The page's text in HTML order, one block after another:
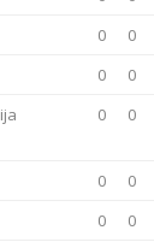
0 0
0 0
0 0
0 0
0 0